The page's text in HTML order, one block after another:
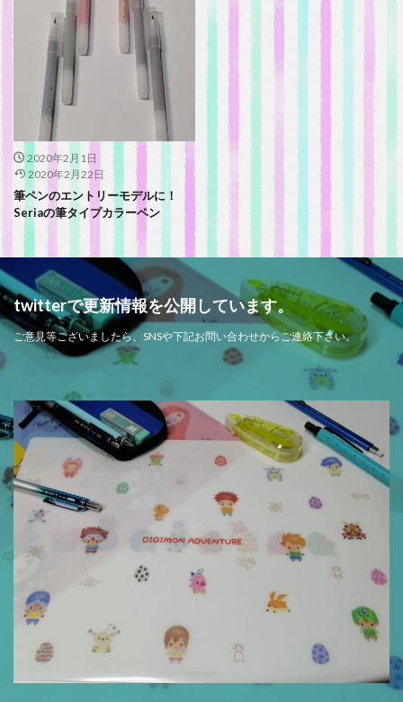
2020年2月1日
2020年2月22日
筆ペンのエントリーモデルに！
Seriaの筆タイプカラーペン
twitterで更新情報を公開しています。
ご意見等ございましたら、SNSや下記お問い合わせからご連絡下さい。